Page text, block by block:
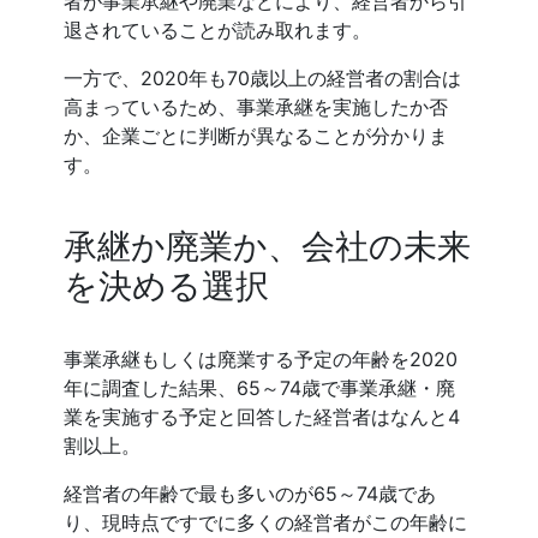
退されていることが読み取れます。
一方で、2020年も70歳以上の経営者の割合は
高まっているため、事業承継を実施したか否
か、企業ごとに判断が異なることが分かりま
す。
承継か廃業か、会社の未来
を決める選択
事業承継もしくは廃業する予定の年齢を2020
年に調査した結果、65～74歳で事業承継・廃
業を実施する予定と回答した経営者はなんと4
割以上。
経営者の年齢で最も多いのが65～74歳であ
り、現時点ですでに多くの経営者がこの年齢に